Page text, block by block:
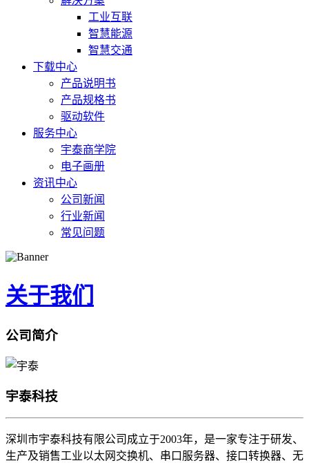
工业互联
智慧能源
智慧交通
下载中心
产品说明书
产品规格书
驱动软件
服务中心
宇泰商学院
电子画册
资讯中心
公司新闻
行业新闻
常见问题
关于我们
公司简介
宇泰科技
深圳市宇泰科技有限公司成立于2003年，是一家专注于研发、
生产及销售工业以太网交换机、串口服务器、接口转换器、无